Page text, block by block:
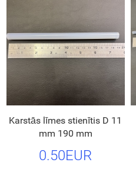
Karstās līmes stienītis D 11
mm 190 mm
0.50EUR